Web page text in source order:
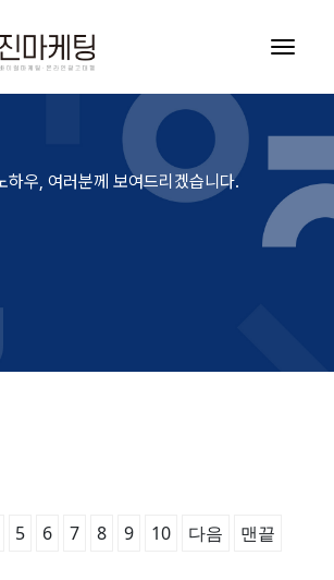
하우, 여러분께 보여드리겠습니다.
5 6 7 8 9 10 다음 맨끝